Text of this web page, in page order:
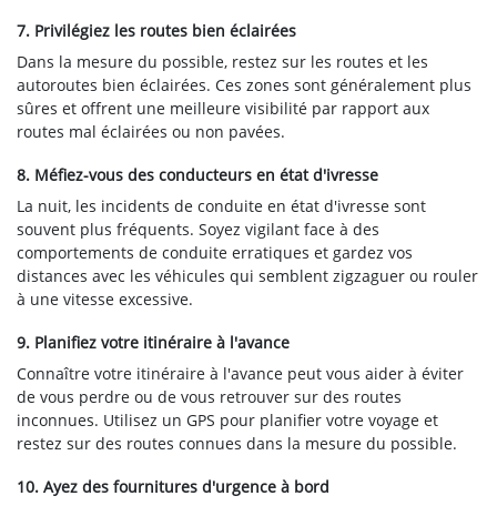
7. Privilégiez les routes bien éclairées
Dans la mesure du possible, restez sur les routes et les
autoroutes bien éclairées. Ces zones sont généralement plus
sûres et offrent une meilleure visibilité par rapport aux
routes mal éclairées ou non pavées.
8. Méfiez-vous des conducteurs en état d'ivresse
La nuit, les incidents de conduite en état d'ivresse sont
souvent plus fréquents. Soyez vigilant face à des
comportements de conduite erratiques et gardez vos
distances avec les véhicules qui semblent zigzaguer ou rouler
à une vitesse excessive.
9. Planifiez votre itinéraire à l'avance
Connaître votre itinéraire à l'avance peut vous aider à éviter
de vous perdre ou de vous retrouver sur des routes
inconnues. Utilisez un GPS pour planifier votre voyage et
restez sur des routes connues dans la mesure du possible.
10. Ayez des fournitures d'urgence à bord